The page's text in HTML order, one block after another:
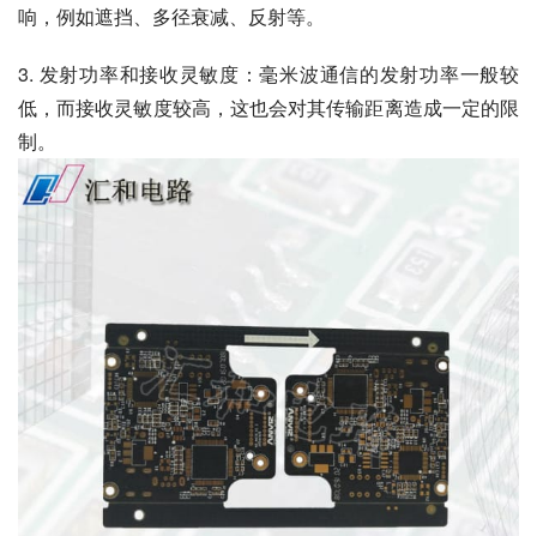
响，例如遮挡、多径衰减、反射等。
3. 发射功率和接收灵敏度：毫米波通信的发射功率一般较
低，而接收灵敏度较高，这也会对其传输距离造成一定的限
制。